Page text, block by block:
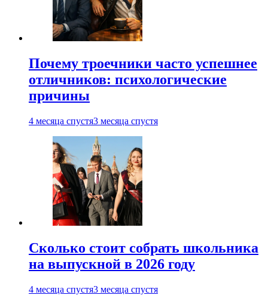
Почему троечники часто успешнее
отличников: психологические
причины
4 месяца спустя3 месяца спустя
Сколько стоит собрать школьника
на выпускной в 2026 году
4 месяца спустя3 месяца спустя